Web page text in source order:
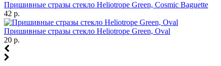
Пришивные стразы стекло Heliotrope Green, Cosmic Baguette
42 р.
Пришивные стразы стекло Heliotrope Green, Oval
20 р.